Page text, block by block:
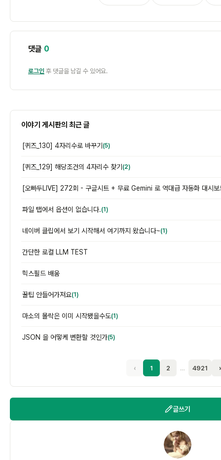
댓글 0
로그인 후 댓글을 남길 수 있어요.
이야기 게시판의 최근 글
[퀴즈_130] 4자리수로 바꾸기 (5)
[퀴즈_129] 해당조건의 4자리수 찾기 (2)
파일 탭에서 옵션이 없습니다.(1)
네이버 클립에서 보기 시작해서 여기까지 왔습니다~(1)
간단한 로컬 LLM TEST
힉스필드 배움
꿀팁 안들어가져요(1)
마소의 몰락은 이미 시작됐을수도(1)
JSON 을 어떻케 변환할 것인가(5)
‹ 1 2 … 4921 ›
글쓰기
대